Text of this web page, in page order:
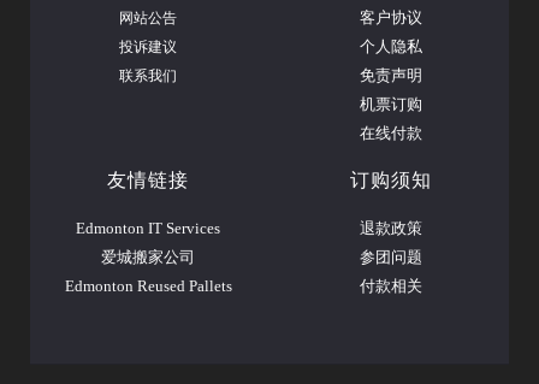
网站公告
投诉建议
联系我们
客户协议
个人隐私
免责声明
机票订购
在线付款
友情链接
Edmonton IT Services
爱城搬家公司
Edmonton Reused Pallets
订购须知
退款政策
参团问题
付款相关